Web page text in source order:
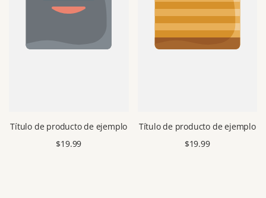
Título de producto de ejemplo
Precio
$19.99
Título de producto de ejemplo
Precio
$19.99